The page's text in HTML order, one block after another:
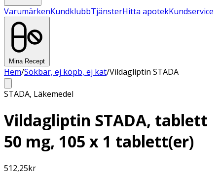
VarumärkenKundklubbTjänsterHitta apotekKundservice
Mina Recept
Hem/Sökbar, ej köpb, ej kat/Vildagliptin STADA
STADA, Läkemedel
Vildagliptin STADA, tablett
50 mg, 105 x 1 tablett(er)
512,25kr